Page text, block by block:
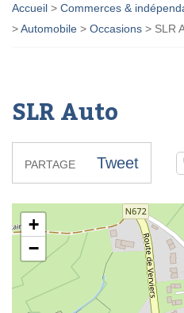
Accueil > Commerces &
>Automobile > Occasions > SLR
SLR Auto
PARTAGE Tweet
SLR Auto
+
−